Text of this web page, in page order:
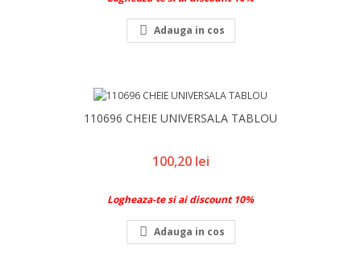
 Adauga in cos
110696 CHEIE UNIVERSALA TABLOU
Pret
100,20 lei
Logheaza-te si ai discount 10%
 Adauga in cos